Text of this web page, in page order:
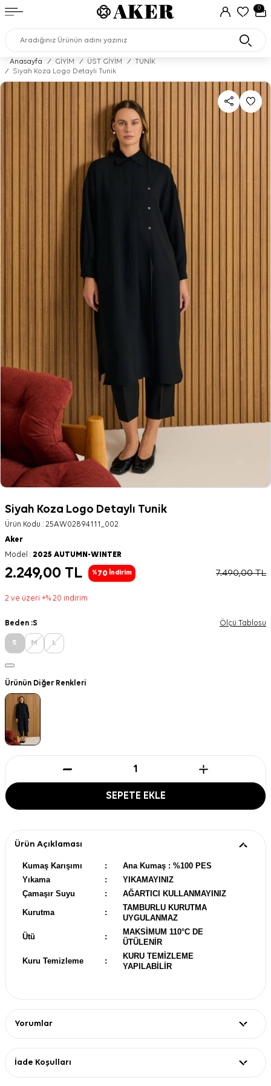
0
Anasayfa / GİYİM / ÜST GİYİM /
TUNİK
/
Siyah Koza Logo Detaylı Tunik
Siyah Koza Logo Detaylı Tunik
Ürün Kodu : 25AW02894111_002
Aker
Model : 2025 AUTUMN-WINTER
2.249,00 TL %70 İndirim 7.490,00TL
2 ve üzeri +% 20 indirim
Beden :S Ölçü Tablosu
S M L
Ürünün Diğer Renkleri
SEPETE EKLE
Ürün Açıklaması
Kumaş Karışımı :
Ana Kumaş : %100 PES
Yıkama
:
YIKAMAYINIZ
Çamaşır Suyu
: AĞARTICI KULLANMAYINIZ
Kurutma :
TAMBURLU KURUTMA
UYGULANMAZ
Ütü :
MAKSİMUM 110°C DE
ÜTÜLENİR
Kuru Temizleme :
KURU TEMİZLEME
YAPILABİLİR
Yorumlar
İade Koşulları